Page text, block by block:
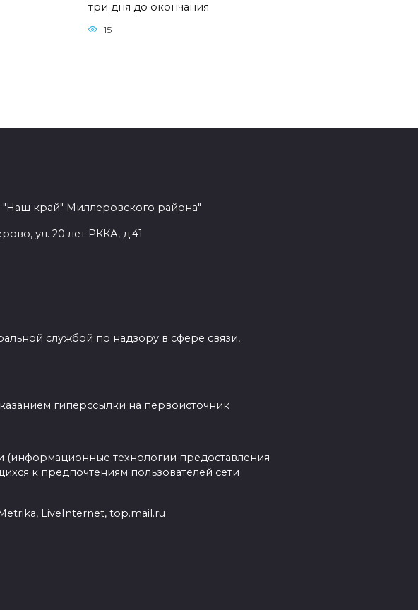
три дня до окончания
15
"Наш край" Миллеровского района"
ул. 20 лет РККА, д.41
службой по надзору в сфере связи,
гиперссылки на первоисточник
технологии предоставления
к предпочтениям пользователей сети
LiveInternet, top.mail.ru